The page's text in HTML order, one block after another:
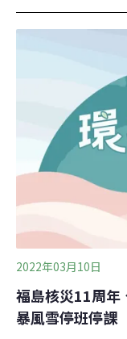
2022年03月10日
福島核災11周年
暴風雪停班停課